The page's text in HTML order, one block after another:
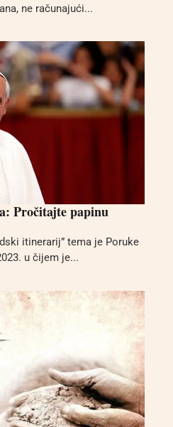
ne računajući...
Pročitajte papinu
itinerarij” tema je Poruke
u čijem je...